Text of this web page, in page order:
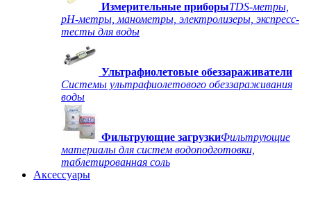
Измерительные приборыTDS-метры,
рН-метры, манометры, электролизеры, экспресс-
тесты для воды
Ультрафиолетовые обеззараживатели
Системы ультрафиолетового обеззараживания
воды
Фильтрующие загрузкиФильтрующие
материалы для систем водоподготовки,
таблетированная соль
Аксессуары